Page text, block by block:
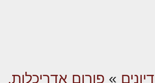
דיונים » פורום אדריכלות,